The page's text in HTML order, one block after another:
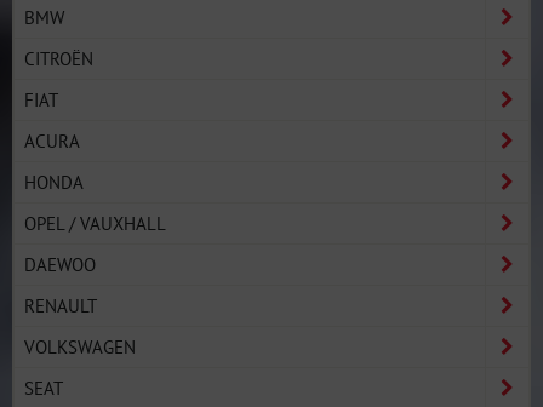
BMW
CITROËN
FIAT
ACURA
HONDA
OPEL / VAUXHALL
DAEWOO
RENAULT
VOLKSWAGEN
SEAT